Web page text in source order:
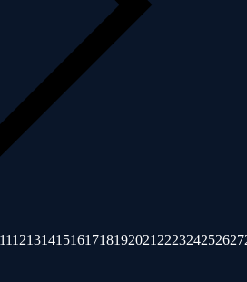
1112131415161718192021222324252627